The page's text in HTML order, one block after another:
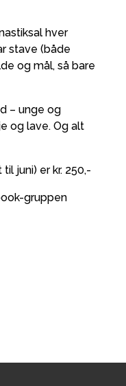
hver
stave (både
og mål, så bare
– unge og
og lave. Og alt
juni) er kr. 250,-
gruppen